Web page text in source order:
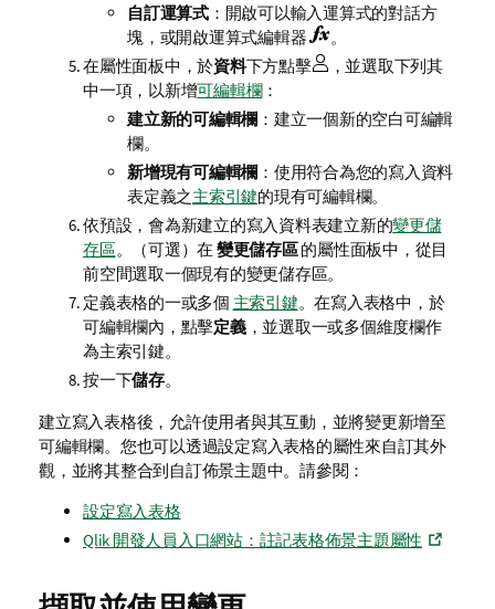
自訂運算式：開啟可以輸入運算式的對話方
塊，或開啟運算式編輯器
。
在屬性面板中，於資料下方點擊
，並選取下列其
中一項，以新增可編輯欄：
建立新的可編輯欄 ：建立一個新的空白可編輯
欄。
新增現有可編輯欄 ：使用符合為您的寫入資料
表定義之主索引鍵的現有可編輯欄。
依預設，會為新建立的寫入資料表建立新的變更儲
存區。（可選）在 變更儲存區的屬性面板中，從目
前空間選取一個現有的變更儲存區。
定義表格的一或多個 主索引鍵。在寫入表格中，於
可編輯欄內，點擊定義，並選取一或多個維度欄作
為主索引鍵。
按一下儲存。
建立寫入表格後，允許使用者與其互動，並將變更新增至
可編輯欄。您也可以透過設定寫入表格的屬性來自訂其外
觀，並將其整合到自訂佈景主題中。請參閱：
設定寫入表格
Qlik 開發人員入口網站：註記表格佈景主題屬性